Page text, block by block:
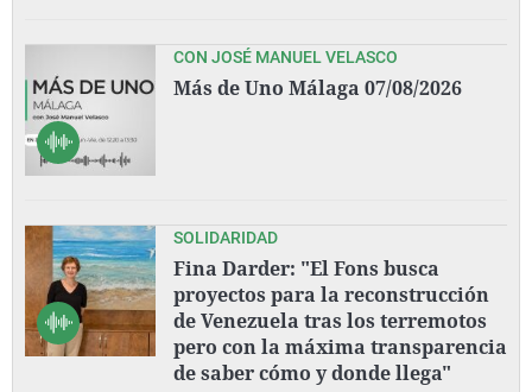
CON JOSÉ MANUEL VELASCO
Más de Uno Málaga 07/08/2026
SOLIDARIDAD
Fina Darder: "El Fons busca
proyectos para la reconstrucción
de Venezuela tras los terremotos
pero con la máxima transparencia
de saber cómo y donde llega"